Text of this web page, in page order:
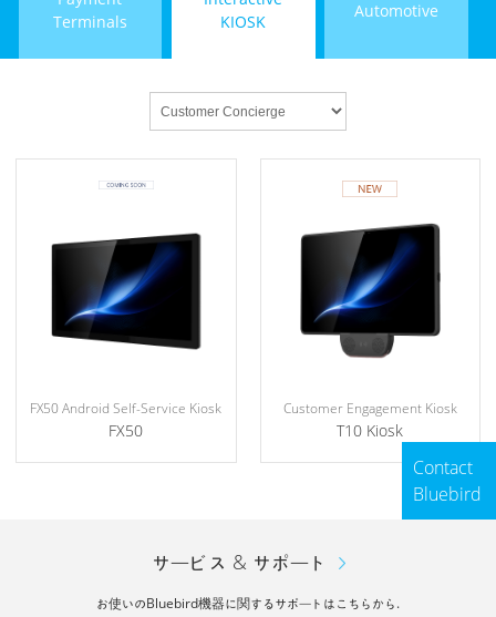
Terminals
KIOSK
Automotive
FX50 Android Self-Service Kiosk
FX50
Customer Engagement Kiosk
T10 Kiosk
Contact
Bluebird
サービス & サポート
お使いのBluebird機器に関するサポートはこちらから.